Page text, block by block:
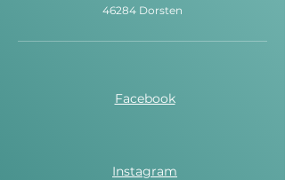
46284 Dorsten
Facebook
Instagram